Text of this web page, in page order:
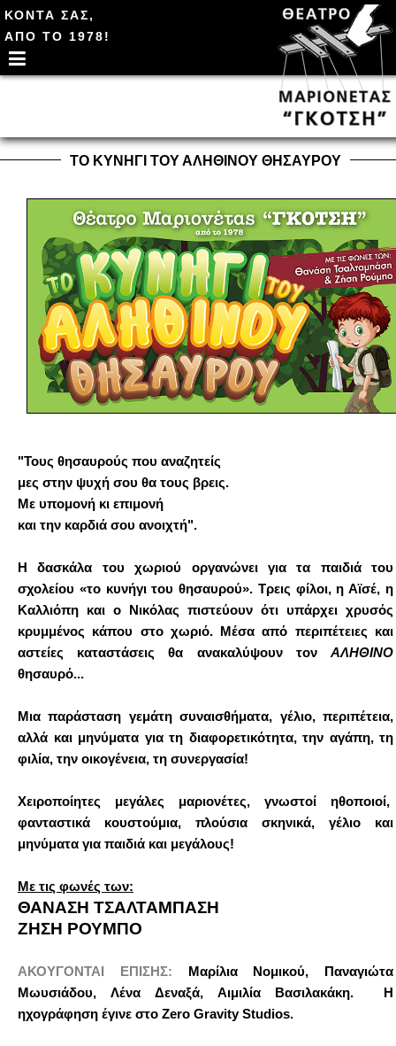
ΚΟΝΤΑ ΣΑΣ,
ΑΠΟ ΤΟ 1978!
ΤΟ ΚΥΝΗΓΙ ΤΟΥ ΑΛΗΘΙΝΟΥ ΘΗΣΑΥΡΟΥ
"Τους θησαυρούς που αναζητείς
μες στην ψυχή σου θα τους βρεις.
Με υπομονή κι επιμονή
και την καρδιά σου ανοιχτή".
Η δασκάλα του χωριού οργανώνει για τα παιδιά του
σχολείου «το κυνήγι του θησαυρού». Τρεις φίλοι, η Αϊσέ, η
Καλλιόπη και ο Νικόλας πιστεύουν ότι υπάρχει χρυσός
κρυμμένος κάπου στο χωριό. Μέσα από περιπέτειες και
αστείες καταστάσεις θα ανακαλύψουν τον ΑΛΗΘΙΝΟ
θησαυρό...
Μια παράσταση γεμάτη συναισθήματα, γέλιο, περιπέτεια,
αλλά και μηνύματα για τη διαφορετικότητα, την αγάπη, τη
φιλία, την οικογένεια, τη συνεργασία!
Χειροποίητες μεγάλες μαριονέτες, γνωστοί ηθοποιοί,
φανταστικά κουστούμια, πλούσια σκηνικά, γέλιο και
μηνύματα για παιδιά και μεγάλους!
Με τις φωνές των:
ΘΑΝΑΣΗ ΤΣΑΛΤΑΜΠΑΣΗ
ΖΗΣΗ ΡΟΥΜΠΟ
ΑΚΟΥΓΟΝΤΑΙ ΕΠΙΣΗΣ: Μαρίλια Νομικού, Παναγιώτα
Μωυσιάδου, Λένα Δεναξά, Αιμιλία Βασιλακάκη. Η
ηχογράφηση έγινε στο Zero Gravity Studios.